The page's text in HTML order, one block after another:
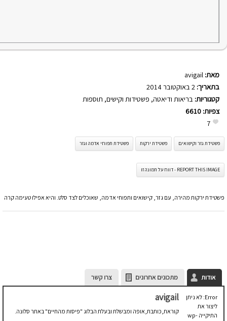
מאת: avigail
בתאריך:
קטגוריות: בריאות ודיאטה, פשטידות וקישים, תוספות
צפיות: 6610
7
פשטידת גזר וקישואים פשטידת ירקות פשטידת תפוחי אדמה וגזר
REPORT THIS IMAGE - דווח על תמונה זו
פשטידת ירקות מהירה, עם גזר, קישואים ותפוחי אדמה, שאוכלים לצד סלט. והיא אפילו טעימה קרה
אודות מתכונים אחרונים צרו קשר
Error: לא ניתן
ליצור את
התיקייה wp-
avigail
קוראת,כותבת,אופה ומבשלת ובעלת הבלוג "פיסות מהחיים" באתר סלונה.